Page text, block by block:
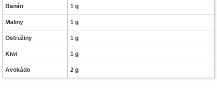
Banán 1 g
Maliny 1 g
Ostružiny 1 g
Kiwi 1 g
Avokádo 2 g